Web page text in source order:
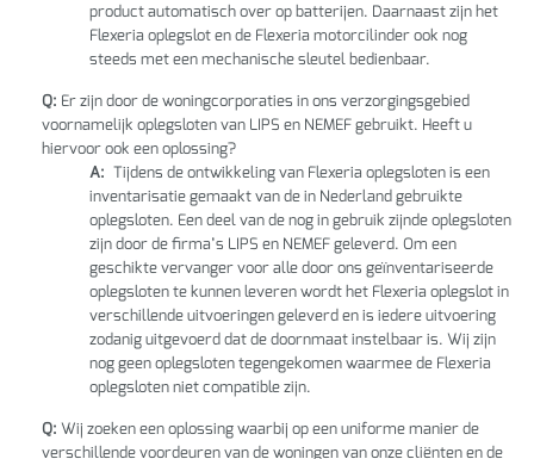
product automatisch over op batterijen. Daarnaast zijn het
Flexeria oplegslot en de Flexeria motorcilinder ook nog
steeds met een mechanische sleutel bedienbaar.
Q: Er zijn door de woningcorporaties in ons verzorgingsgebied
voornamelijk oplegsloten van LIPS en NEMEF gebruikt. Heeft u
hiervoor ook een oplossing?
A: Tijdens de ontwikkeling van Flexeria oplegsloten is een
inventarisatie gemaakt van de in Nederland gebruikte
oplegsloten. Een deel van de nog in gebruik zijnde oplegsloten
zijn door de firma’s LIPS en NEMEF geleverd. Om een
geschikte vervanger voor alle door ons geïnventariseerde
oplegsloten te kunnen leveren wordt het Flexeria oplegslot in
verschillende uitvoeringen geleverd en is iedere uitvoering
zodanig uitgevoerd dat de doornmaat instelbaar is. Wij zijn
nog geen oplegsloten tegengekomen waarmee de Flexeria
oplegsloten niet compatible zijn.
Q: Wij zoeken een oplossing waarbij op een uniforme manier de
verschillende voordeuren van de woningen van onze cliënten en de